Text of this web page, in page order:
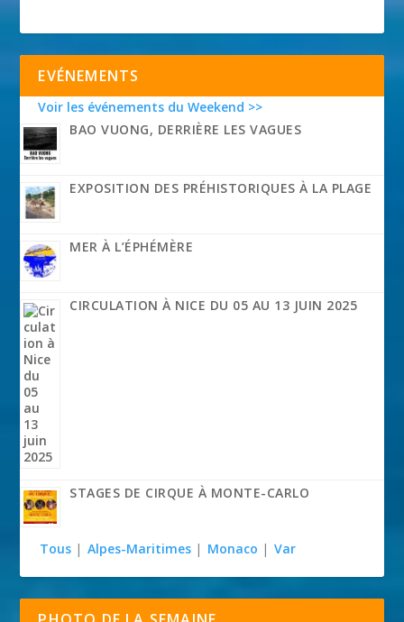
EVÉNEMENTS
Voir les événements du Weekend >>
BAO VUONG, DERRIÈRE LES VAGUES
EXPOSITION DES PRÉHISTORIQUES À LA PLAGE
MER À L’ÉPHÉMÈRE
CIRCULATION À NICE DU 05 AU 13 JUIN 2025
STAGES DE CIRQUE À MONTE-CARLO
Tous | Alpes-Maritimes | Monaco | Var